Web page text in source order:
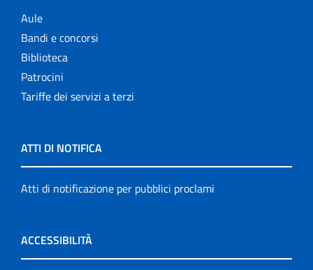
Aule
Bandi e concorsi
Biblioteca
Patrocini
Tariffe dei servizi a terzi
ATTI DI NOTIFICA
Atti di notificazione per pubblici proclami
ACCESSIBILITÀ